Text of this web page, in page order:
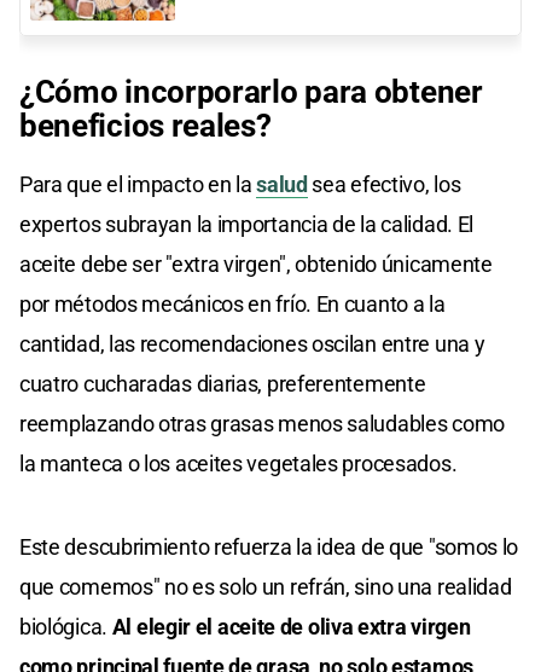
¿Cómo incorporarlo para obtener
beneficios reales?
Para que el impacto en lasalud sea efectivo, los
expertos subrayan la importancia de la calidad. El
aceite debe ser "extra virgen", obtenido únicamente
por métodos mecánicos en frío. En cuanto a la
cantidad, las recomendaciones oscilan entre una y
cuatro cucharadas diarias, preferentemente
reemplazando otras grasas menos saludables como
la manteca o los aceites vegetales procesados.
Este descubrimiento refuerza la idea de que "somos lo
que comemos" no es solo un refrán, sino una realidad
biológica. Al elegir el aceite de oliva extra virgen
como principal fuente de grasa, no solo estamos